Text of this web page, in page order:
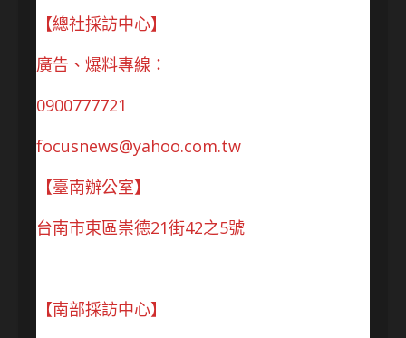
【總社採訪中心】
廣告、爆料專線：
0900777721
focusnews@yahoo.com.tw
【臺南辦公室】
台南市東區崇德21街42之5號
【南部採訪中心】